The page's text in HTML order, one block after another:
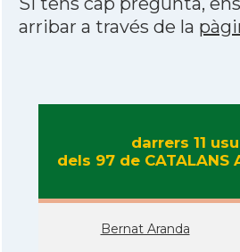
arribar a través de la
darrers 11
dels 97 de CATALANS
Bernat Aranda